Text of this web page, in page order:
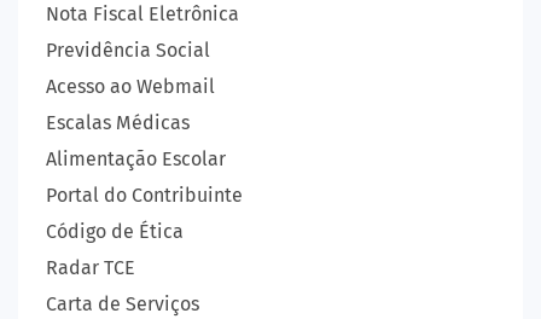
Nota Fiscal Eletrônica
Previdência Social
Acesso ao Webmail
Escalas Médicas
Alimentação Escolar
Portal do Contribuinte
Código de Ética
Radar TCE
Carta de Serviços